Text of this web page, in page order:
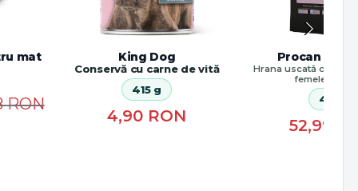
mat
RON
King Dog
Conservă cu carne de vită
415 g
4,90 RON
Procan
Hrana uscată
femele
4 kg
52,99